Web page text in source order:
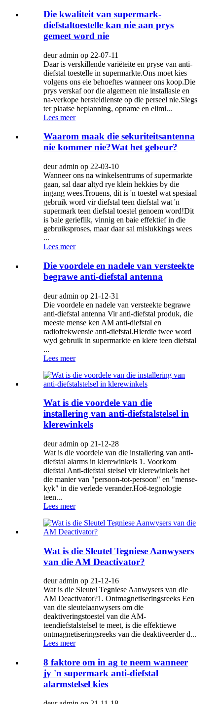
Die kwaliteit van supermark-
diefstaltoestelle kan nie aan prys
gemeet word nie
deur admin op 22-07-11
Daar is verskillende variëteite en pryse van anti-
diefstal toestelle in supermarkte.Ons moet kies
volgens ons eie behoeftes wanneer ons koop.Die
prys verskaf oor die algemeen nie installasie en
na-verkope hersteldienste op die perseel nie.Slegs
ter plaatse beplanning, opname en elimi...
Lees meer
Waarom maak die sekuriteitsantenna
nie kommer nie?Wat het gebeur?
deur admin op 22-03-10
Wanneer ons na winkelsentrums of supermarkte
gaan, sal daar altyd rye klein hekkies by die
ingang wees.Trouens, dit is 'n toestel wat spesiaal
gebruik word vir diefstal teen diefstal wat 'n
supermark teen diefstal toestel genoem word!Dit
is baie gerieflik, vinnig en baie effektief in die
gebruiksproses, maar daar sal mislukkings wees
...
Lees meer
Die voordele en nadele van versteekte
begrawe anti-diefstal antenna
deur admin op 21-12-31
Die voordele en nadele van versteekte begrawe
anti-diefstal antenna Vir anti-diefstal produk, die
meeste mense ken AM anti-diefstal en
radiofrekwensie anti-diefstal.Hierdie twee word
wyd gebruik in supermarkte en klere teen diefstal
...
Lees meer
Wat is die voordele van die
installering van anti-diefstalstelsel in
klerewinkels
deur admin op 21-12-28
Wat is die voordele van die installering van anti-
diefstal alarms in klerewinkels 1. Voorkom
diefstal Anti-diefstal stelsel vir klerewinkels het
die manier van "persoon-tot-persoon" en "mense-
kyk" in die verlede verander.Hoë-tegnologie
teen...
Lees meer
Wat is die Sleutel Tegniese Aanwysers
van die AM Deactivator?
deur admin op 21-12-16
Wat is die Sleutel Tegniese Aanwysers van die
AM Deactivator?1. Ontmagnetiseringsreeks Een
van die sleutelaanwysers om die
deaktiveringstoestel van die AM-
teendiefstalstelsel te meet, is die effektiewe
ontmagnetiseringsreeks van die deaktiveerder d...
Lees meer
8 faktore om in ag te neem wanneer
jy 'n supermark anti-diefstal
alarmstelsel kies